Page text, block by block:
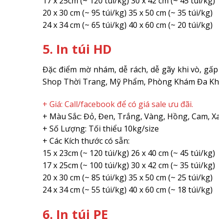
20 x 30 cm (~ 95 túi/kg) 35 x 50 cm (~ 35 túi/kg)
24 x 34 cm (~ 65 túi/kg) 40 x 60 cm (~ 20 túi/kg)
5. In túi HD
Đặc điểm mờ nhám, dễ rách, dễ gãy khi vò,
Shop Thời Trang, Mỹ Phẩm, Phòng Khám Đa
+ Giá: Call/facebook để có giá sale ưu đãi.
+ Màu Sắc: Đỏ, Đen, Trắng, Vàng, Hồng, Cam,
+ Số Lượng: Tối thiểu 10kg/size
+ Các Kích thước có sẵn:
15 x 23cm (~ 120 túi/kg) 26 x 40 cm (~ 45 túi/kg)
17 x 25cm (~ 100 túi/kg) 30 x 42 cm (~ 35 túi/kg)
20 x 30 cm (~ 85 túi/kg) 35 x 50 cm (~ 25 túi/kg)
24 x 34 cm (~ 55 túi/kg) 40 x 60 cm (~ 18 túi/kg)
6. In túi PE